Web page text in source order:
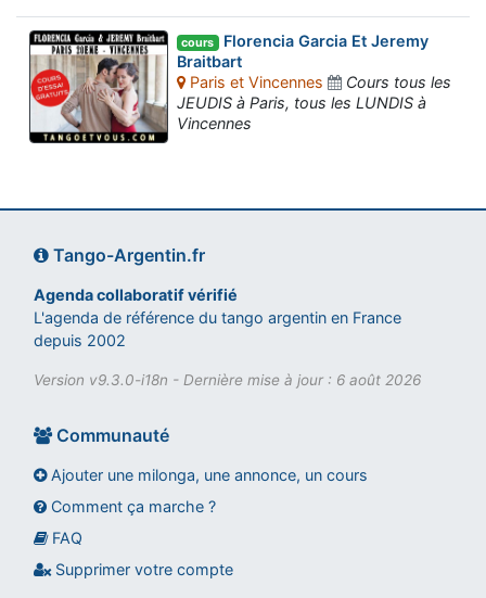
cours Florencia Garcia Et Jeremy
Braitbart
Paris et Vincennes
Cours tous les
JEUDIS à Paris, tous les LUNDIS à
Vincennes
Tango-Argentin.fr
Agenda collaboratif vérifié
L'agenda de référence du tango argentin en France
depuis 2002
Version v9.3.0-i18n - Dernière mise à jour : 6 août 2026
Communauté
Ajouter une milonga, une annonce, un cours
Comment ça marche ?
FAQ
Supprimer votre compte
Assistant tango-argentin.fr
Questions sur les milongas, cours et stages